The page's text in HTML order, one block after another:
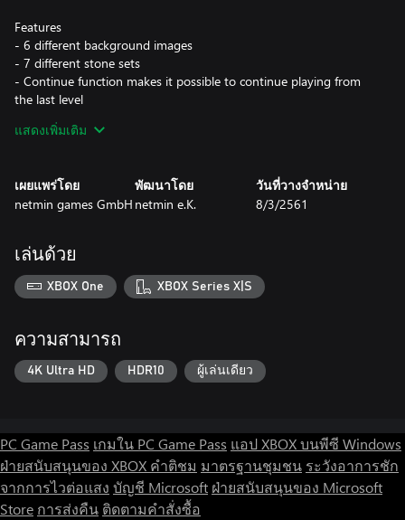
Features
- 6 different background images
- 7 different stone sets
- Continue function makes it possible to continue playing from
the last level
- 3 different game modes: Clear, Continue, and Classic
- Local and global high score lists
- Great sound effects and background music
- No time limits
Now the granddaddy of casual games - Passage 3 - finally has a
worthy successor.
แสดงเพิ่มเติม
เผยแพร่โดย
netmin games GmbH
พัฒนาโดย
netmin e.K.
วันที่วางจำหน่าย
8/3/2561
เล่นด้วย
XBOX One XBOX Series X|S
ความสามารถ
4K Ultra HD HDR10 ผู้เล่นเดียว
PC Game Pass เกมใน PC Game Pass แอป XBOX บนพีซี Windows
ฝ่ายสนับสนุนของ XBOX คำติชม มาตรฐานชุมชน ระวังอาการชัก
จากการไวต่อแสง บัญชี Microsoft ฝ่ายสนับสนุนของ Microsoft
Store การส่งคืน ติดตามคำสั่งซื้อ